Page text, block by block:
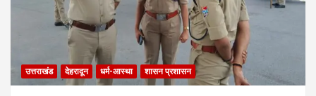
उत्तराखंड देहरादून धर्म-आस्था शासन प्रशासन